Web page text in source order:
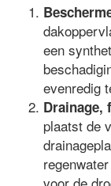
een
evenredig
Drainage,
plaatst de